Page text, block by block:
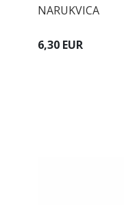
NARUKVICA
6,30 EUR